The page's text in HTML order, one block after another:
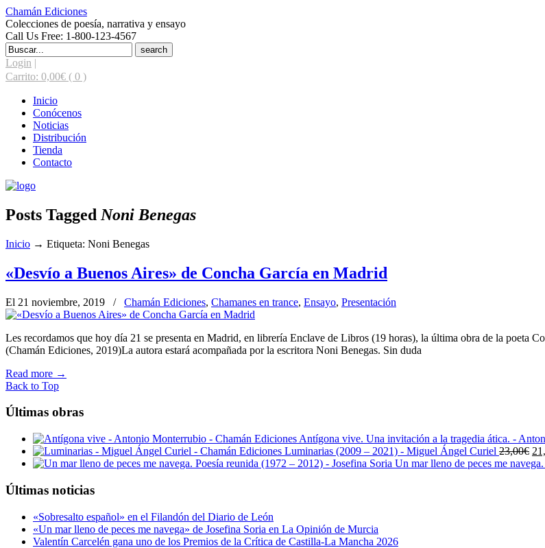
Chamán Ediciones
Colecciones de poesía, narrativa y ensayo
Call Us Free: 1-800-123-4567
Search
for:
Login |
Carrito: 0,00€ ( 0 )
Inicio
Conócenos
Noticias
Distribución
Tienda
Contacto
Posts Tagged Noni Benegas
Inicio → Etiqueta: Noni Benegas
«Desvío a Buenos Aires» de Concha García en Madrid
El 21 noviembre, 2019 / Chamán Ediciones, Chamanes en trance, Ensayo, Presentación
Les recordamos que hoy día 21 se presenta en Madrid, en librería Enclave de Libros (19 horas), la última obra de la poeta
(Chamán Ediciones, 2019)La autora estará acompañada por la escritora Noni Benegas. Sin duda
Read more →
Back to Top
Últimas obras
Antígona vive. Una invitación a la tragedia ática. -
Luminarias (2009 – 2021) - Miguel Ángel Curiel 23,00€ El
Un mar lleno de peces me
Últimas noticias
«Sobresalto español» en el Filandón del Diario de León
«Un mar lleno de peces me navega» de Josefina Soria en La Opinión de Murcia
Valentín Carcelén gana uno de los Premios de la Crítica de Castilla-La Mancha 2026